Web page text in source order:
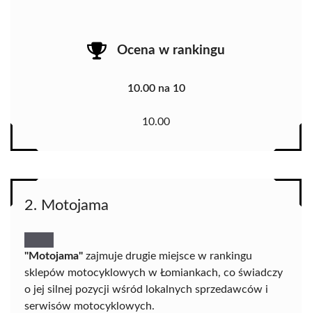
Ocena w rankingu
10.00 na 10
10.00
2. Motojama
"Motojama" zajmuje drugie miejsce w rankingu
sklepów motocyklowych w Łomiankach, co świadczy
o jej silnej pozycji wśród lokalnych sprzedawców i
serwisów motocyklowych.